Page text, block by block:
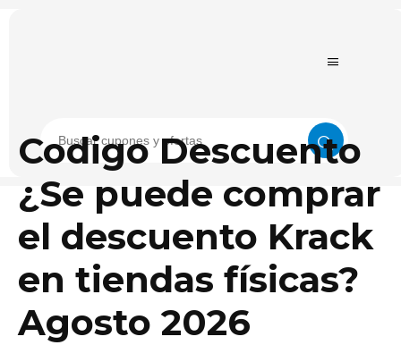
Codigo Descuento
¿Se puede comprar
el descuento Krack
en tiendas físicas?
Agosto 2026